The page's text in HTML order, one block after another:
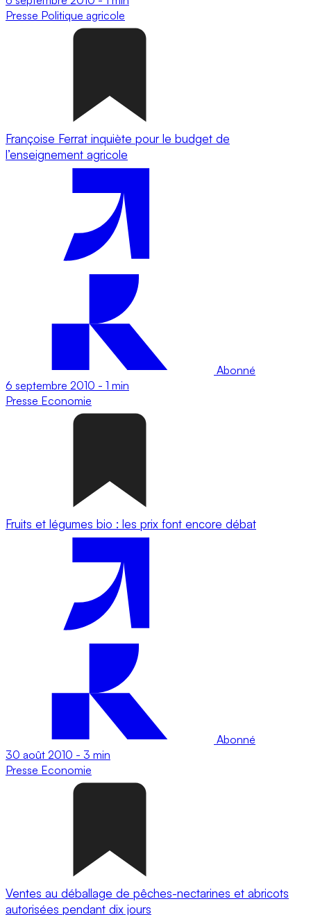
Presse Politique agricole
Françoise Ferrat inquiète pour le budget de
l’enseignement agricole
Abonné
6 septembre 2010 - 1 min
Presse Economie
Fruits et légumes bio : les prix font encore débat
Abonné
30 août 2010 - 3 min
Presse Economie
Ventes au déballage de pêches-nectarines et abricots
autorisées pendant dix jours